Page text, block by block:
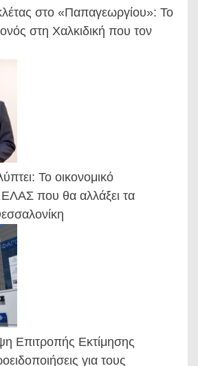
στο «Παπαγεωργίου»: Το
στη Χαλκιδική που τον
Το οικονομικό
που θα αλλάξει τα
Επιτροπής Εκτίμησης
για τους